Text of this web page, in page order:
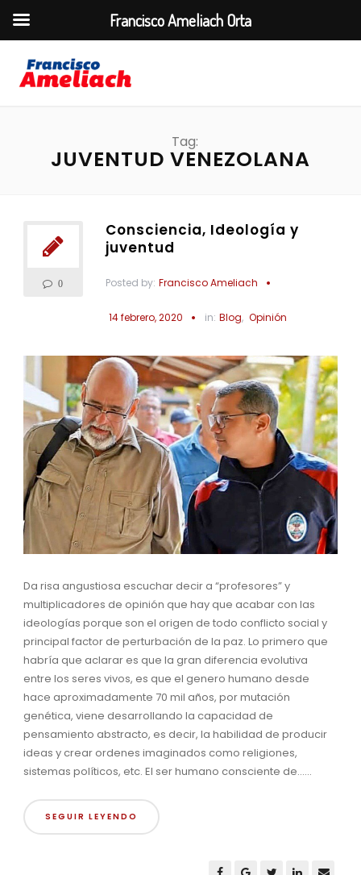
Tag:
JUVENTUD VENEZOLANA
0
Consciencia, Ideología y
juventud
Posted by: Francisco Ameliach
14 febrero, 2020 in: Blog, Opinión
Da risa angustiosa escuchar decir a “profesores” y
multiplicadores de opinión que hay que acabar con las
ideologías porque son el origen de todo conflicto social y
principal factor de perturbación de la paz. Lo primero que
habría que aclarar es que la gran diferencia evolutiva
entre los seres vivos, es que el genero humano desde
hace aproximadamente 70 mil años, por mutación
genética, viene desarrollando la capacidad de
pensamiento abstracto, es decir, la habilidad de producir
ideas y crear ordenes imaginados como religiones,
sistemas políticos, etc. El ser humano consciente de......
SEGUIR LEYENDO
Francisco Ameliach Orta